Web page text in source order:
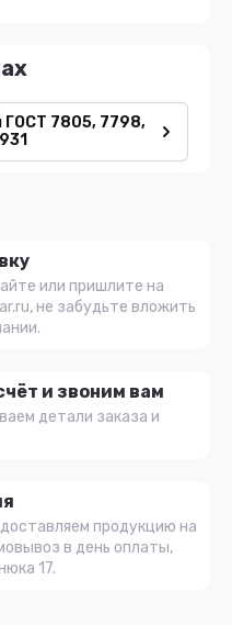
ГОСТ 7805, 7798,
или пришлите на
не забудьте вложить
и звоним вам
детали заказа и
продукцию на
в день оплаты,
17.